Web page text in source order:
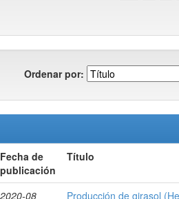
Ordenar por:
Fecha de
publicación
Título
2020-08 Producción de girasol